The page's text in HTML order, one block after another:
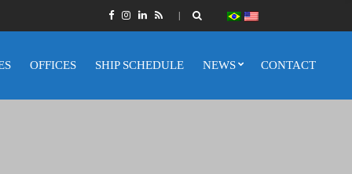
OFFICES SHIP SCHEDULE NEWS CONTACT